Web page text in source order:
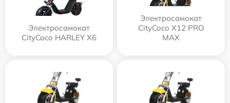
Электросамокат
CityCoco HARLEY X6
Электросамокат
CityCoco X12 PRO
MAX